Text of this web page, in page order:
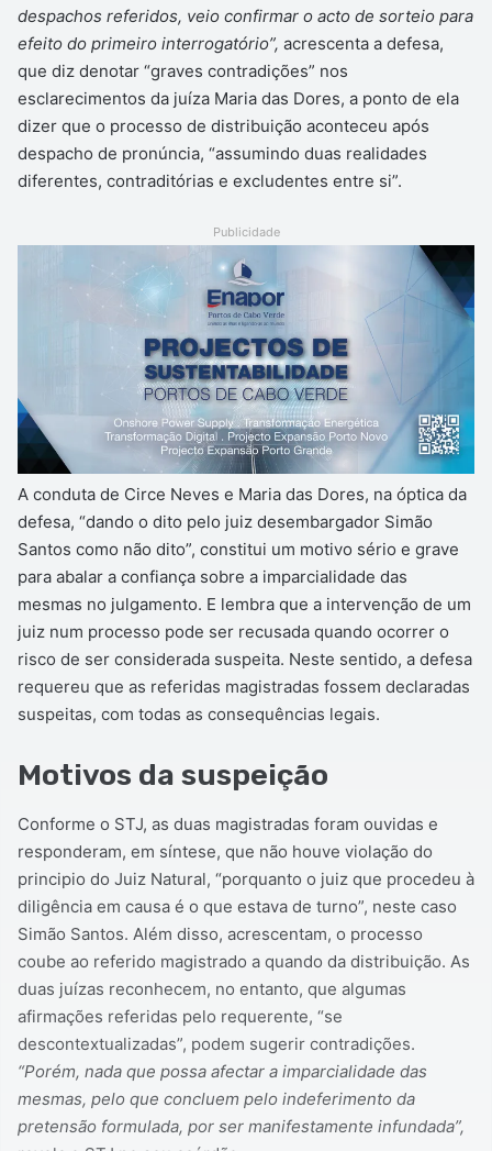
despachos referidos, veio confirmar o acto de sorteio para
efeito do primeiro interrogatório”, acrescenta a defesa,
que diz denotar “graves contradições” nos
esclarecimentos da juíza Maria das Dores, a ponto de ela
dizer que o processo de distribuição aconteceu após
despacho de pronúncia, “assumindo duas realidades
diferentes, contraditórias e excludentes entre si”.
Publicidade
A conduta de Circe Neves e Maria das Dores, na óptica da
defesa, “dando o dito pelo juiz desembargador Simão
Santos como não dito”, constitui um motivo sério e grave
para abalar a confiança sobre a imparcialidade das
mesmas no julgamento. E lembra que a intervenção de um
juiz num processo pode ser recusada quando ocorrer o
risco de ser considerada suspeita. Neste sentido, a defesa
requereu que as referidas magistradas fossem declaradas
suspeitas, com todas as consequências legais.
Motivos da suspeição
Conforme o STJ, as duas magistradas foram ouvidas e
responderam, em síntese, que não houve violação do
principio do Juiz Natural, “porquanto o juiz que procedeu à
diligência em causa é o que estava de turno”, neste caso
Simão Santos. Além disso, acrescentam, o processo
coube ao referido magistrado a quando da distribuição. As
duas juízas reconhecem, no entanto, que algumas
afirmações referidas pelo requerente, “se
descontextualizadas”, podem sugerir contradições.
“Porém, nada que possa afectar a imparcialidade das
mesmas, pelo que concluem pelo indeferimento da
pretensão formulada, por ser manifestamente infundada”,